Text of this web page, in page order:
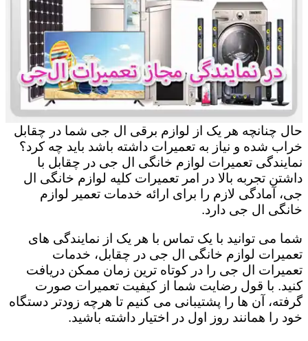
حال چنانچه هر یک از لوازم برقی ال جی شما در چقابل
خراب شده و نیاز به تعمیرات داشته باشد باید چه کرد؟
نمایندگی تعمیرات لوازم خانگی ال جی در چقابل با
داشتن تجربه بالا در امر تعمیرات کلیه لوازم خانگی ال
جی، آمادگی لازم را برای ارائه خدمات تعمیر لوازم
خانگی ال جی دارد.
شما می توانید با یک تماس با هر یک از نمایندگی های
تعمیرات لوازم خانگی ال جی در چقابل، خدمات
تعمیرات ال جی را در کوتاه ترین زمان ممکن دریافت
کنید. با قول رضایت شما از کیفیت تعمیرات صورت
گرفته، آن ها را پشتیبانی می کنیم تا هرچه زودتر دستگاه
خود را همانند روز اول در اختیار داشته باشید.